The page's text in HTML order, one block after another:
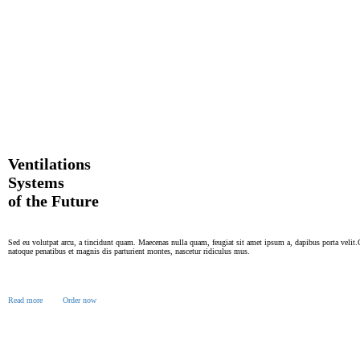
Ventilations
Systems
of the Future
Sed eu volutpat arcu, a tincidunt quam. Maecenas nulla quam, feugiat sit amet ipsum a, dapibus porta
natoque penatibus et magnis dis parturient montes, nascetur ridiculus mus.
Read more Order now